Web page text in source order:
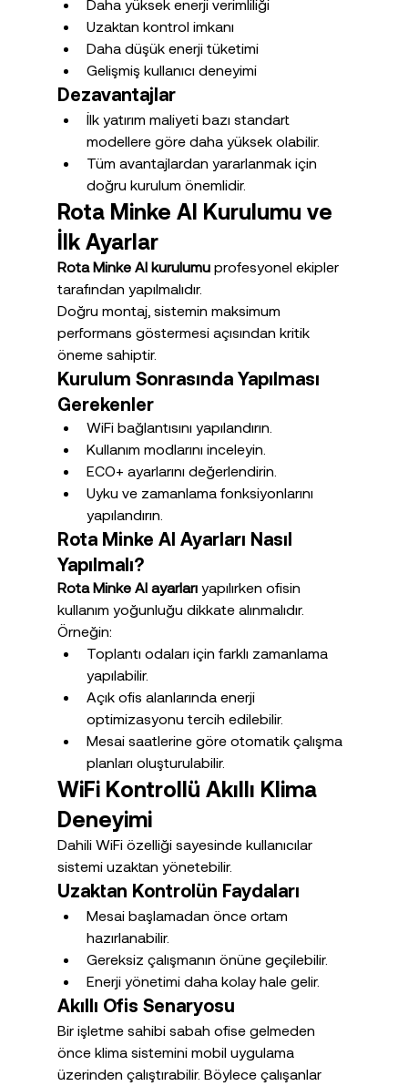
Daha yüksek enerji verimliliği
Uzaktan kontrol imkanı
Daha düşük enerji tüketimi
Gelişmiş kullanıcı deneyimi
Dezavantajlar
İlk yatırım maliyeti bazı standart
modellere göre daha yüksek olabilir.
Tüm avantajlardan yararlanmak için
doğru kurulum önemlidir.
Rota Minke AI Kurulumu ve
İlk Ayarlar
Rota Minke AI kurulumu profesyonel ekipler
tarafından yapılmalıdır.
Doğru montaj, sistemin maksimum
performans göstermesi açısından kritik
öneme sahiptir.
Kurulum Sonrasında Yapılması
Gerekenler
WiFi bağlantısını yapılandırın.
Kullanım modlarını inceleyin.
ECO+ ayarlarını değerlendirin.
Uyku ve zamanlama fonksiyonlarını
yapılandırın.
Rota Minke AI Ayarları Nasıl
Yapılmalı?
Rota Minke AI ayarları yapılırken ofisin
kullanım yoğunluğu dikkate alınmalıdır.
Örneğin:
Toplantı odaları için farklı zamanlama
yapılabilir.
Açık ofis alanlarında enerji
optimizasyonu tercih edilebilir.
Mesai saatlerine göre otomatik çalışma
planları oluşturulabilir.
WiFi Kontrollü Akıllı Klima
Deneyimi
Dahili WiFi özelliği sayesinde kullanıcılar
sistemi uzaktan yönetebilir.
Uzaktan Kontrolün Faydaları
Mesai başlamadan önce ortam
hazırlanabilir.
Gereksiz çalışmanın önüne geçilebilir.
Enerji yönetimi daha kolay hale gelir.
Akıllı Ofis Senaryosu
Bir işletme sahibi sabah ofise gelmeden
önce klima sistemini mobil uygulama
üzerinden çalıştırabilir. Böylece çalışanlar